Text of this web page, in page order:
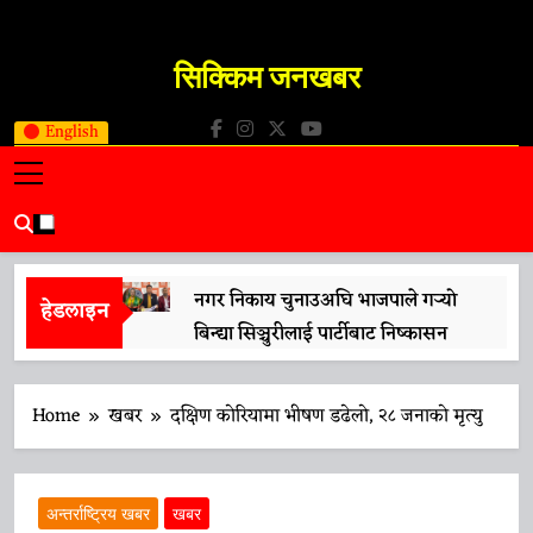
English
सिक्किम जनखबर
Sikkim JanKhabar
हेडलाइन
नगर निकाय चुनाउअघि भाजपाले गर्‍यो
बिन्द्या सिञ्चुरीलाई पार्टीबाट निष्कासन
13 April 2026
मुख्यमन्त्री प्रेमसिंह तामाङले गरे ‘नारी
शक्ति वन्दन अधिनियम’लाई समर्थन
प्रधानमन्त्री मोदीको भ्रमणको तयारीलाई
Home खबर दक्षिण कोरियामा भीषण डढेलो, २८ जनाको मृत्यु
अन्तर्राष्ट्रिय खबर खबर